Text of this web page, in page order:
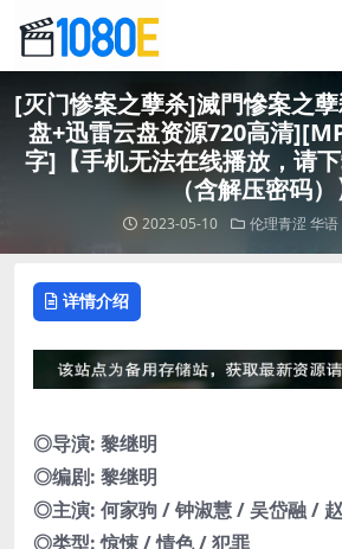
[灭门惨案之孽杀]滅門慘案之
盘+迅雷云盘资源720高清
字]【手机无法在线播放，请
（含解压密码）
2023-05-10 伦理青涩 华语
详情介绍
◎导演: 黎继明
◎编剧: 黎继明
◎主演: 何家驹 / 钟淑慧 / 吴岱融 /
◎类型: 惊悚 / 情色 / 犯罪